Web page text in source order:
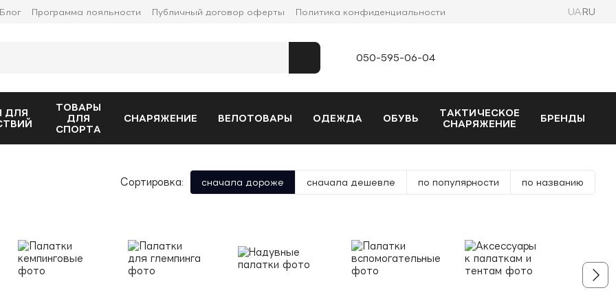
Блог Программа лояльности Публичный договор оферты Политика конфиденциальности UARU
050-595-06-04
ДЛЯ
ТОВАРЫ
ДЛЯ
СПОРТА
СНАРЯЖЕНИЕ ВЕЛОТОВАРЫ ОДЕЖДА ОБУВЬ
ТАКТИЧЕСКОЕ
СНАРЯЖЕНИЕ
БРЕНДЫ
Сортировка: сначала дороже сначала дешевле по популярности по названию